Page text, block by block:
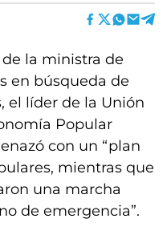
la ministra de
en búsqueda de
el líder de la Unión
Popular
con un “plan
mientras que
una marcha
de emergencia”.